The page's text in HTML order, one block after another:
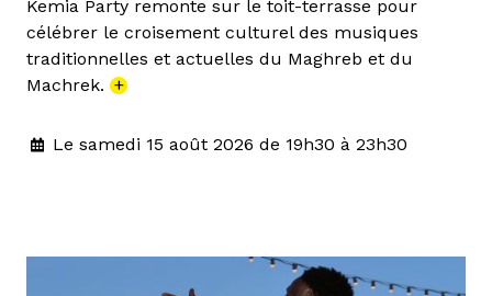
Kemia Party remonte sur le toit-terrasse pour
célébrer le croisement culturel des musiques
traditionnelles et actuelles du Maghreb et du
Machrek. +
Le samedi 15 août 2026 de 19h30 à 23h30